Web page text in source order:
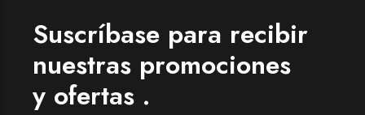
Suscríbase para recibir
nuestras promociones
y ofertas .